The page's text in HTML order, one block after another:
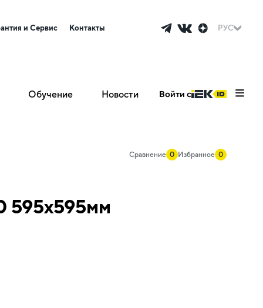
и Сервис Контакты РУС
Обучение Новости Войти с
Сравнение 0 Избранное 0
595х595мм